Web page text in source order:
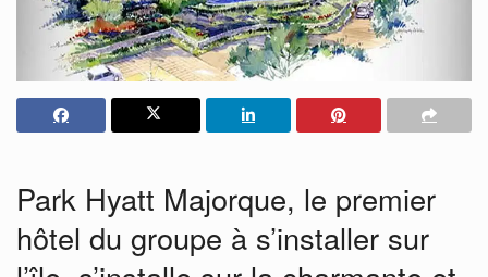
Park Hyatt Majorque, le premier
hôtel du groupe à s’installer sur